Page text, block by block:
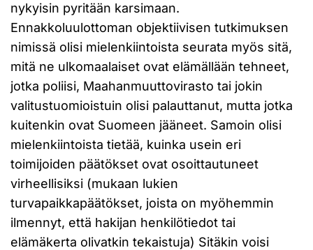
nykyisin pyritään karsimaan.
Ennakkoluulottoman objektiivisen tutkimuksen
nimissä olisi mielenkiintoista seurata myös sitä,
mitä ne ulkomaalaiset ovat elämällään tehneet,
jotka poliisi, Maahanmuuttovirasto tai jokin
valitustuomioistuin olisi palauttanut, mutta jotka
kuitenkin ovat Suomeen jääneet. Samoin olisi
mielenkiintoista tietää, kuinka usein eri
toimijoiden päätökset ovat osoittautuneet
virheellisiksi (mukaan lukien
turvapaikkapäätökset, joista on myöhemmin
ilmennyt, että hakijan henkilötiedot tai
elämäkerta olivatkin tekaistuja) Sitäkin voisi